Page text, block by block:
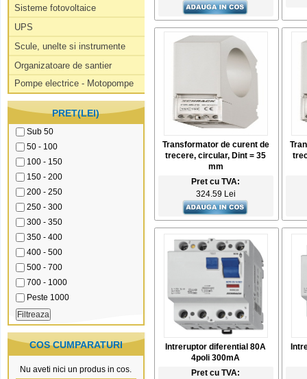
Sisteme fotovoltaice
UPS
Scule, unelte si instrumente
Organizatoare de santier
Pompe electrice - Motopompe
PRET(LEI)
Sub 50
50 - 100
100 - 150
150 - 200
200 - 250
250 - 300
300 - 350
350 - 400
400 - 500
500 - 700
700 - 1000
Peste 1000
COS CUMPARATURI
Nu aveti nici un produs in cos.
Transformator de curent de
trecere, circular, Dint = 35
mm
Pret cu TVA:
324.59 Lei
Intreruptor diferential 80A
4poli 300mA
Pret cu TVA: